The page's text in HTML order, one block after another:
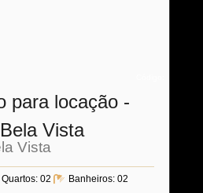
para locação -
Vista
Vista
Quartos: 02 Banheiros: 02